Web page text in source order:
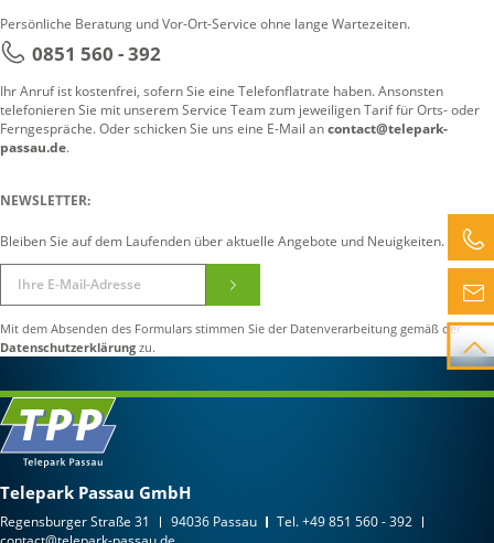
Persönliche Beratung und Vor-Ort-Service ohne lange Wartezeiten.
0851 560 - 392
Ihr Anruf ist kostenfrei, sofern Sie eine Telefonflatrate haben. Ansonsten
telefonieren Sie mit unserem Service Team zum jeweiligen Tarif für Orts- oder
Ferngespräche. Oder schicken Sie uns eine E-Mail ancontact@telepark-
passau.de.
NEWSLETTER:
Bleiben Sie auf dem Laufenden über aktuelle Angebote und Neuigkeiten.
Mit dem Absenden des Formulars stimmen Sie der Datenverarbeitung gemäß der
Datenschutzerklärung zu.
Telepark Passau GmbH
Regensburger Straße 31 94036 Passau Tel.+49 851 560 - 392